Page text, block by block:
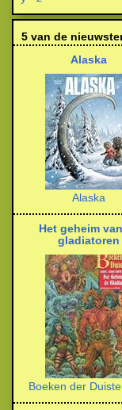
5 van de
Alaska
Alaska
Het geheim
gladiatoren
Boeken der